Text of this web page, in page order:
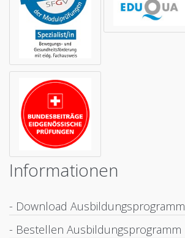
Informationen
- Download Ausbildungsprogramm
- Bestellen Ausbildungsprogramm